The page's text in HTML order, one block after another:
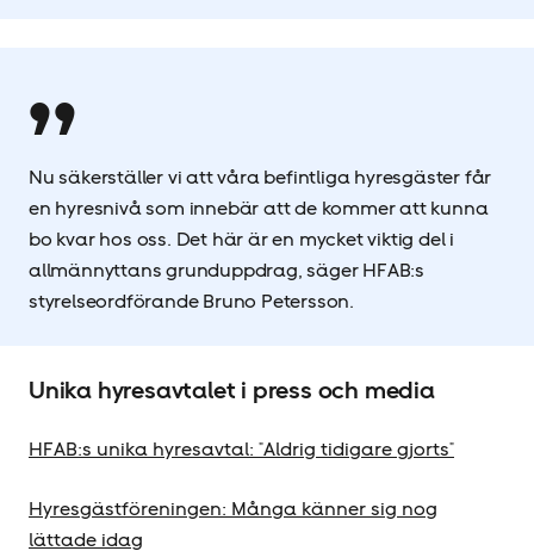
Nu säkerställer vi att våra befintliga hyresgäster får
en hyresnivå som innebär att de kommer att kunna
bo kvar hos oss. Det här är en mycket viktig del i
allmännyttans grunduppdrag, säger HFAB:s
styrelseordförande Bruno Petersson.
Unika hyresavtalet i press och media
HFAB:s unika hyresavtal: "Aldrig tidigare gjorts"
Hyresgäst­föreningen: Många känner sig nog
lättade idag